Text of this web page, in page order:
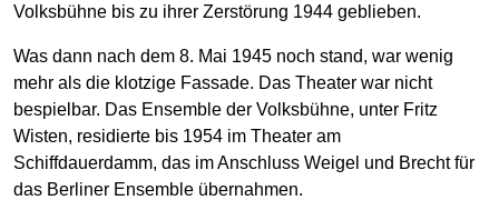
Volksbühne bis zu ihrer Zerstörung 1944 geblieben.
Was dann nach dem 8. Mai 1945 noch stand, war wenig
mehr als die klotzige Fassade. Das Theater war nicht
bespielbar. Das Ensemble der Volksbühne, unter Fritz
Wisten, residierte bis 1954 im Theater am
Schiffdauerdamm, das im Anschluss Weigel und Brecht für
das Berliner Ensemble übernahmen.